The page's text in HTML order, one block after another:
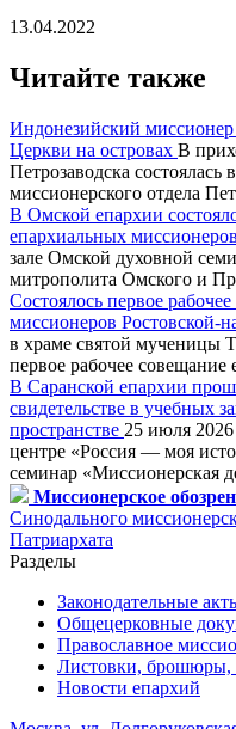
13.04.2022
Читайте также
Индонезийский
Церкви на островах В
Петрозаводска состоялась
миссионерского отдела
В Омской епархии
епархиальных миссионеров
зале Омской духовной
митрополита Омского и
Состоялось первое
миссионеров Ростовской-
в храме святой мученицы
первое рабочее
В Саранской епархии
свидетельстве в учебных
пространстве 25 июля 2026
центре «Россия — моя
семинар «Миссионерская
Миссионерское
Синодального
Патриархата
Разделы
Законодательные
Общецерковные
Православное
Листовки, брошюры,
Новости епархий